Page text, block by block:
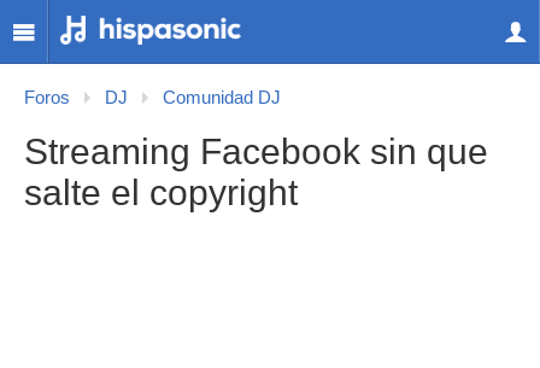
Foros DJ Comunidad DJ
Streaming Facebook sin que
salte el copyright